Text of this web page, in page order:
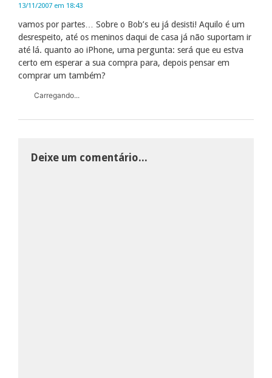
13/11/2007 em 18:43
vamos por partes… Sobre o Bob’s eu já desisti! Aquilo é um
desrespeito, até os meninos daqui de casa já não suportam ir
até lá. quanto ao iPhone, uma pergunta: será que eu estva
certo em esperar a sua compra para, depois pensar em
comprar um também?
Carregando...
Deixe um comentário...